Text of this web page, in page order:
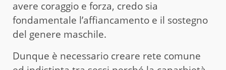
avere coraggio e forza, credo sia
fondamentale l’affiancamento e il sostegno
del genere maschile.
Dunque è necessario creare rete comune